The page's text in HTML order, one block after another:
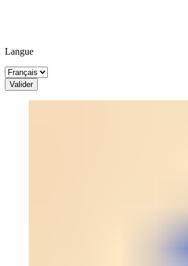
Langue
Valider